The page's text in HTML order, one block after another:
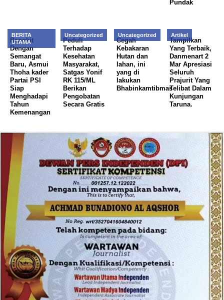
Pundak
BERITA
UTAMA
Bangkit
Dengan
Semangat
Baru, Asmui
Thoha kader
Partai PSI
Siap
Menghadapi
Tahun
Kemenangan
Uncategorized
Peduli
Terhadap
Kesehatan
Masyarakat,
Satgas Yonif
RK 115/ML
Berikan
Pengobatan
Secara Gratis
Uncategorized
Cegah
Kebakaran
Hutan dan
lahan, ini
yang di
lakukan
Bhabinkamtibmas
Artikel
Tampilkan
Yang Terbaik,
Danmenart 2
Mar Apresiasi
Seluruh
Prajurit Yang
Telibat Dalam
Kunjungan
Taruna.